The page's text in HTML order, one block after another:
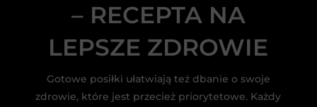
– RECEPTA NA
LEPSZE ZDROWIE
Gotowe posiłki ułatwiają też dbanie o swoje
zdrowie, które jest przecież priorytetowe. Każdy